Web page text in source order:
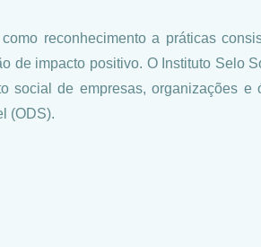
reconhecimento a práticas
de impacto positivo. O Instituto Selo
social de empresas, organizações e
(ODS).